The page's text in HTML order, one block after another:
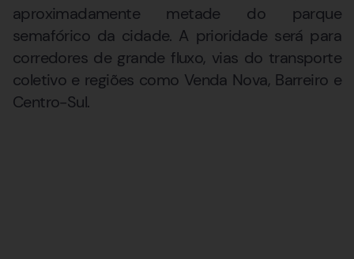
aproximadamente metade do parque
semafórico da cidade. A prioridade será para
corredores de grande fluxo, vias do transporte
coletivo e regiões como Venda Nova, Barreiro e
Centro-Sul.